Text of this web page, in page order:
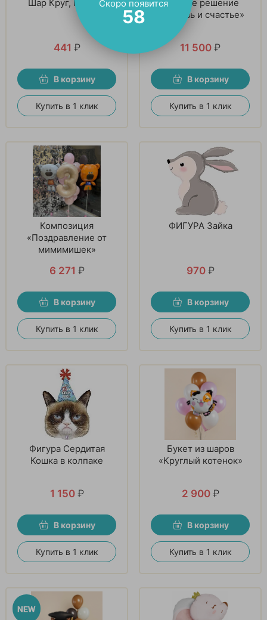
Шар Круг, Котики,
441 ₽
В корзину
Купить в 1 клик
Готовое решение
«Любовь и счастье»
11 500 ₽
В корзину
Купить в 1 клик
Композиция
«Поздравление от
мимимишек»
6 271 ₽
В корзину
Купить в 1 клик
ФИГУРА Зайка
970 ₽
В корзину
Купить в 1 клик
Фигура Сердитая
Кошка в колпаке
1 150 ₽
В корзину
Купить в 1 клик
Букет из шаров
«Круглый котенок»
2 900 ₽
В корзину
Купить в 1 клик
Скоро появится
57